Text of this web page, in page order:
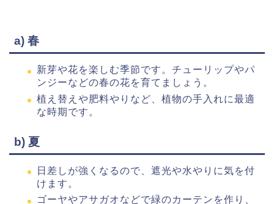
a) 春
新芽や花を楽しむ季節です。チューリップやパ
ンジーなどの春の花を育てましょう。
植え替えや肥料やりなど、植物の手入れに最適
な時期です。
b) 夏
日差しが強くなるので、遮光や水やりに気を付
けます。
ゴーヤやアサガオなどで緑のカーテンを作り、